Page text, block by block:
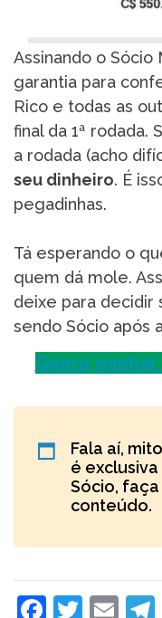
Assinando o
garantia para
Rico e todas as
final da 1ª rodada.
a rodada (acho
seu dinheiro. É
pegadinhas.
Tá esperando o
quem dá mole.
deixe para
sendo Sócio após
Quero
Fala aí,
é
Sócio, faça
conteúdo.